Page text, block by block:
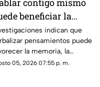
contigo mismo
beneficiar la
y la
indican que
pensamientos puede
la memoria, la
y el manejo de
05, 2026 07:55 p. m.